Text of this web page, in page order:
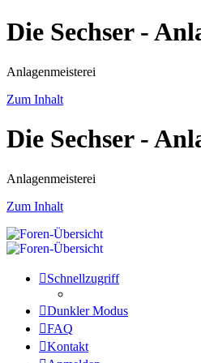
Die Sechser -
Anlagenmeisterei
Zum Inhalt
Die Sechser -
Anlagenmeisterei
Zum Inhalt
Schnellzugriff
Dunkler Modus
FAQ
Kontakt